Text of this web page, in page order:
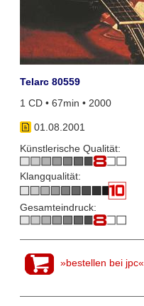
Telarc 80559
1 CD • 67min • 2000
01.08.2001
Künstlerische Qualität:
Klangqualität:
Gesamteindruck:
»bestellen bei jpc«